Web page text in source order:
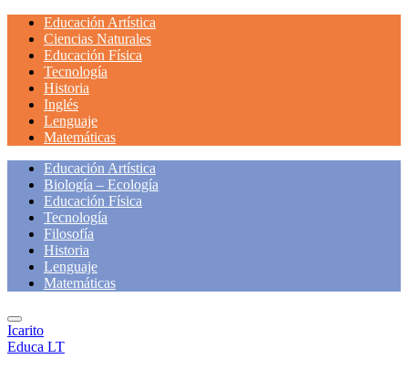
Educación Artística
Ciencias Naturales
Educación Física
Tecnología
Historia
Inglés
Lenguaje
Matemáticas
Educación Artística
Biología – Ecología
Educación Física
Tecnología
Filosofía
Historia
Lenguaje
Matemáticas
Icarito
Educa LT